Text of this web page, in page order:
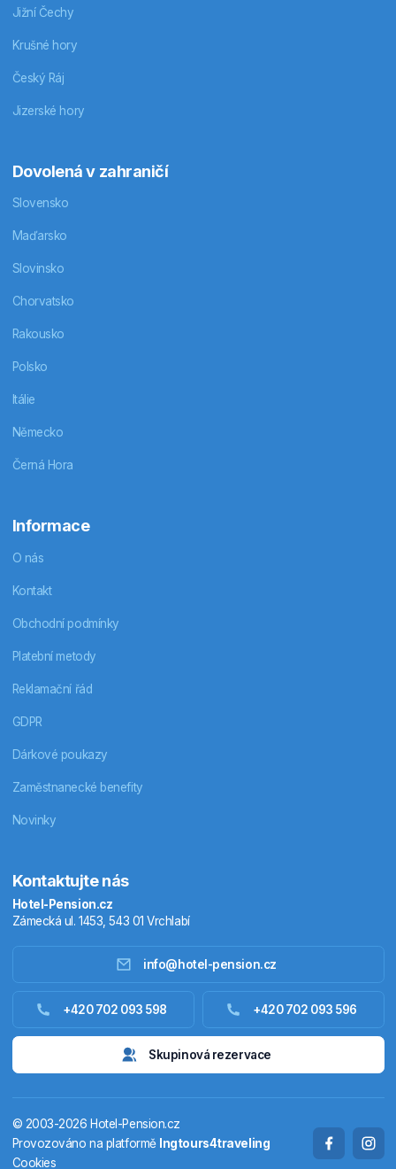
Ubytování zahraniční
Termály
Jižní Čechy
Krušné hory
Český Ráj
Jizerské hory
Dovolená v zahraničí
Slovensko
Maďarsko
Slovinsko
Chorvatsko
Rakousko
Polsko
Itálie
Německo
Černá Hora
Informace
O nás
Kontakt
Obchodní podmínky
Platební metody
Reklamační řád
GDPR
Dárkové poukazy
Zaměstnanecké benefity
Novinky
Kontaktujte nás
Hotel-Pension.cz
Zámecká ul. 1453, 543 01 Vrchlabí
info@hotel-pension.cz
+420 702 093 598 +420 702 093 596
Skupinová rezervace
© 2003-2026 Hotel-Pension.cz
Provozováno na platformě Ingtours4traveling
Cookies